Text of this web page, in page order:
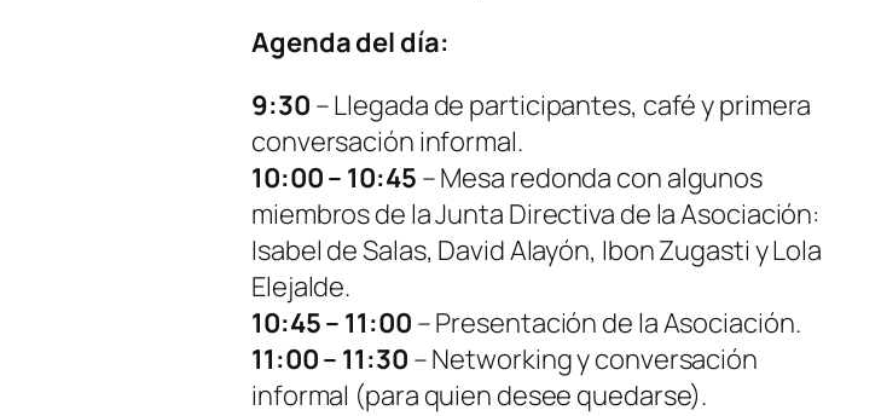
Agenda del día:
9:30 – Llegada de participantes, café y primera
conversación informal.
10:00 – 10:45 – Mesa redonda con algunos
miembros de la Junta Directiva de la Asociación:
Isabel de Salas, David Alayón, Ibon Zugasti y Lola
Elejalde.
10:45 – 11:00 – Presentación de la Asociación.
11:00 – 11:30 – Networking y conversación
informal (para quien desee quedarse).